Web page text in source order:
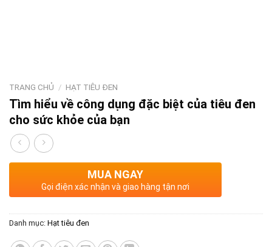
TRANG CHỦ / HẠT TIÊU ĐEN
Tìm hiểu về công dụng đặc biệt của tiêu đen
cho sức khỏe của bạn
MUA NGAY
Gọi điện xác nhận và giao hàng tận nơi
Danh mục: Hạt tiêu đen